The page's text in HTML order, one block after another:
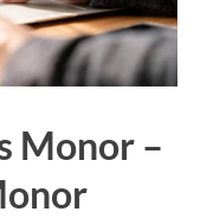
Monor –